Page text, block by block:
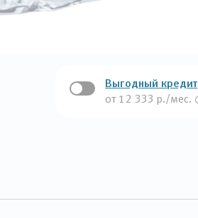
Выгодный кредит
от 12 333 р./мес.